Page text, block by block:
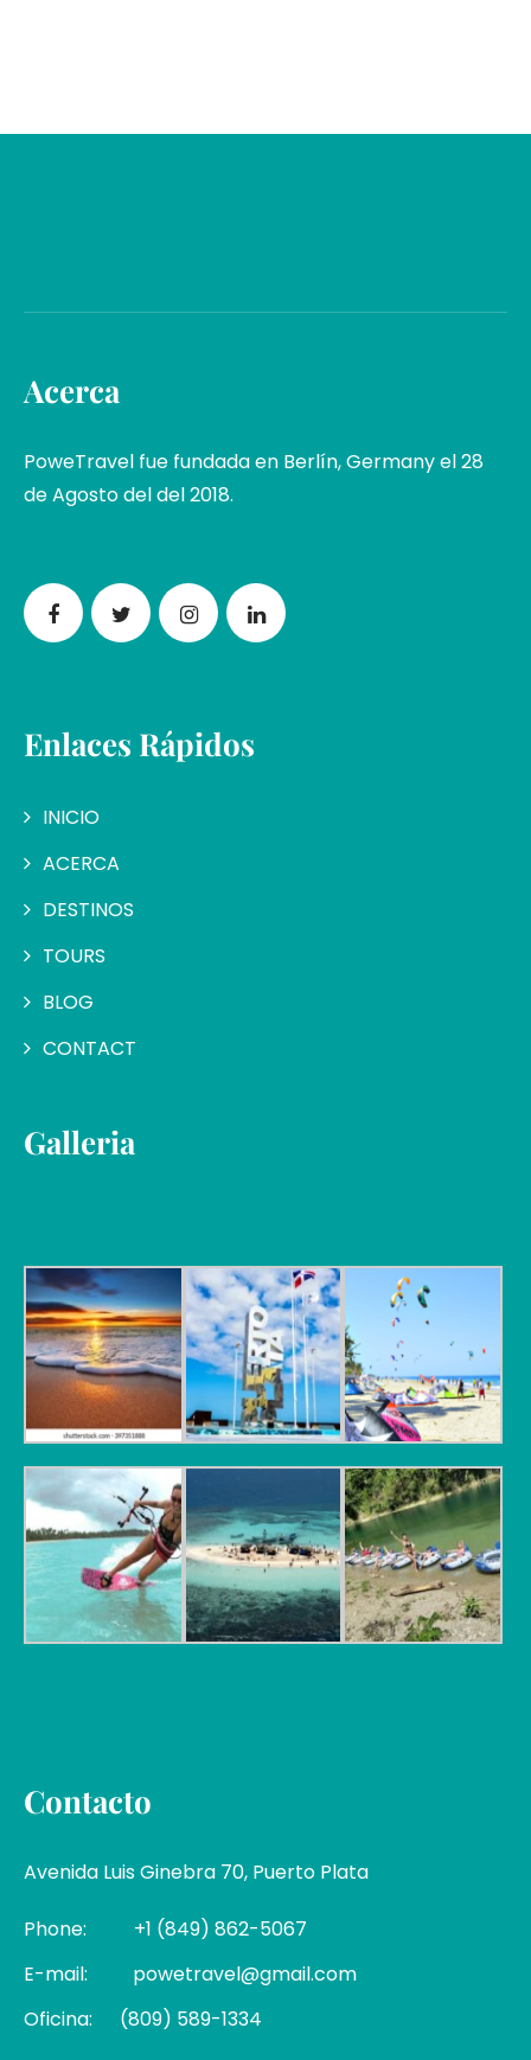
Acerca
PoweTravel fue fundada en Berlín, Germany el 28
de Agosto del del 2018.
Enlaces Rápidos
INICIO
ACERCA
DESTINOS
TOURS
BLOG
CONTACT
Galleria
Contacto
Avenida Luis Ginebra 70, Puerto Plata
Phone:
+1 (849) 862-5067
E-mail:
powetravel@gmail.com
Oficina:
(809) 589-1334